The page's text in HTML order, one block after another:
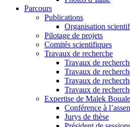
Parcours
Publications
Organisation
Pilotage de projets
Comités scientifiques
Travaux de recherche
Travaux de
Travaux de
Travaux de
Travaux de
Expertise de Malek
Conférence à
Jurys de thèse